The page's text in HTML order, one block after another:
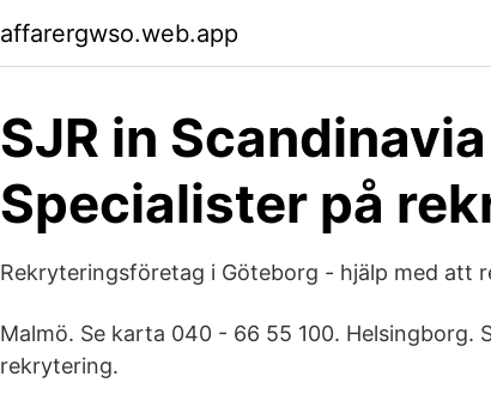
affarergwso.web.app
SJR in
Specialister på
Rekryteringsföretag i Göteborg - hjälp med att
Malmö. Se karta 040 - 66 55 100.
rekrytering.